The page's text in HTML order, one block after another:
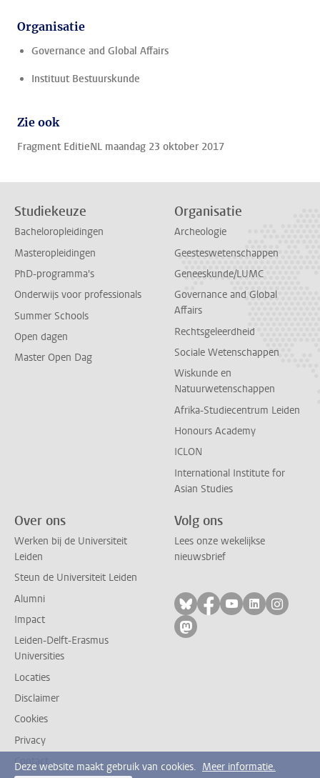
Organisatie
Governance and Global Affairs
Instituut Bestuurskunde
Zie ook
Fragment EditieNL maandag 23 oktober 2017
Studiekeuze
Bacheloropleidingen
Masteropleidingen
PhD-programma's
Onderwijs voor professionals
Summer Schools
Open dagen
Master Open Dag
Organisatie
Archeologie
Geesteswetenschappen
Geneeskunde/LUMC
Governance and Global
Affairs
Rechtsgeleerdheid
Sociale Wetenschappen
Wiskunde en
Natuurwetenschappen
Afrika-Studiecentrum Leiden
Honours Academy
ICLON
International Institute for
Asian Studies
Over ons
Werken bij de Universiteit
Leiden
Steun de Universiteit Leiden
Alumni
Impact
Leiden-Delft-Erasmus
Universities
Locaties
Disclaimer
Cookies
Privacy
Contact
Volg ons
Lees onze wekelijkse
nieuwsbrief
Volg ons op bluesky
Volg ons op
Volg ons op
Volg ons
Volg
Volg ons op mastodon
Deze website maakt gebruik van cookies. Meer informatie.